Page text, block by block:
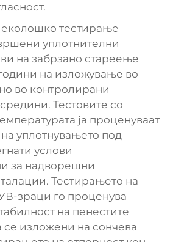
еколошко тестирање
уплотнителни
на забрзано стареење
на изложување во
во контролирани
Тестовите со
ја проценуваат
уплотнувањето под
услови
за надворешни
Тестирањето на
зраци го проценува
на пенестите
се изложени на сончева